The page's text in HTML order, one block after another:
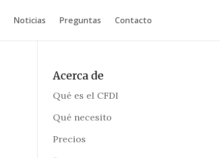
Noticias Preguntas Contacto
Acerca de
Qué es el CFDI
Qué necesito
Precios